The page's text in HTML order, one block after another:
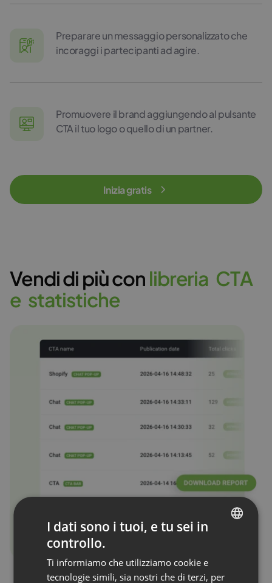
Preparare un messaggio personalizzato che
incoraggi i partecipanti ad agire.
Promuovere il brand aggiungendo al pulsante
CTA il tuo logo o quello di un partner.
Inizia gratis
Vendi di più con libreria CTA
e statistiche
FRENCH
I dati sono i tuoi, e tu sei in
controllo.
Ti informiamo che utilizziamo cookie e
tecnologie simili, sia nostri che di terzi, per